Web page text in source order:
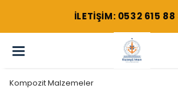
ILETIŞIM: 0532 615 88
Kompozit Malzemeler